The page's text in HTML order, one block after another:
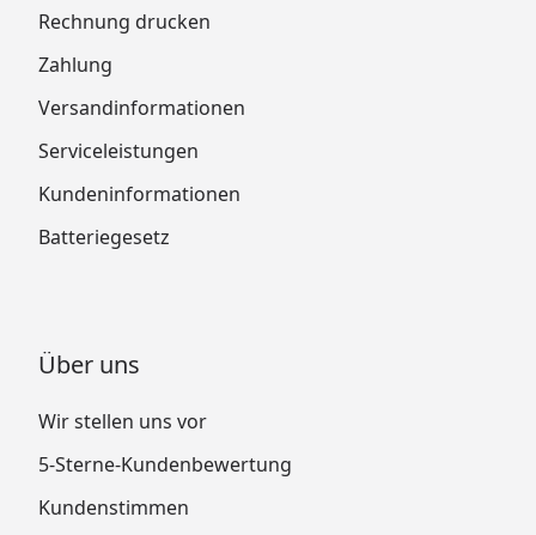
Rechnung drucken
Zahlung
Versandinformationen
Serviceleistungen
Kundeninformationen
Batteriegesetz
Über uns
Wir stellen uns vor
5-Sterne-Kundenbewertung
Kundenstimmen